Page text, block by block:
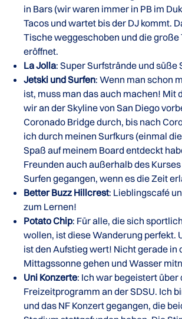
in Bars (wir waren immer in PB im
Tacos und wartet bis der DJ kommt.
Tische weggeschoben und die große
eröffnet.
La Jolla: Super Surfstrände und süße
Jetski und Surfen: Wenn man schon
ist, muss man das auch machen! Mit
wir an der Skyline von San Diego
Coronado Bridge durch, bis nach
ich durch meinen Surfkurs (einmal
Spaß auf meinem Board entdeckt
Freunden auch außerhalb des
Surfen gegangen, wenn es die Zeit
Better Buzz Hillcrest: Lieblingscafé
zum Lernen!
Potato Chip: Für alle, die sich
wollen, ist diese Wanderung perfekt.
ist den Aufstieg wert! Nicht gerade in
Mittagssonne gehen und Wasser
Uni Konzerte: Ich war begeistert über
Freizeitprogramm an der SDSU. Ich
und das NF Konzert gegangen, die